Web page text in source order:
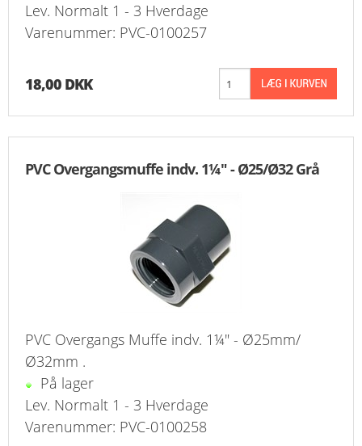
Lev. Normalt 1 - 3 Hverdage
Varenummer: PVC-0100257
18,00 DKK
PVC Overgangsmuffe indv. 1¼" - Ø25/Ø32 Grå
PVC Overgangs Muffe indv. 1¼" - Ø25mm/
Ø32mm .
På lager
Lev. Normalt 1 - 3 Hverdage
Varenummer: PVC-0100258